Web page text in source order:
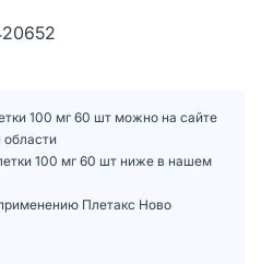
100 мг 60 шт можно на сайте
области
100 мг 60 шт ниже в нашем
Плетакс Ново